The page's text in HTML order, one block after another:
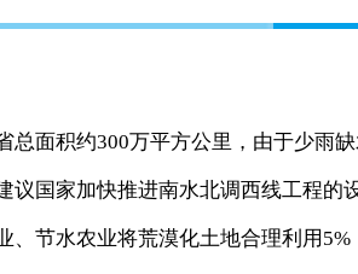
面积约300万平方公里，由于少雨缺
议国家加快推进南水北调西线工程
、节水农业将荒漠化土地合理利用